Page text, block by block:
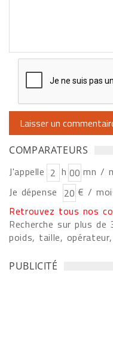
COMPARATEURS
J'appelle h
mn /
Je dépense
€ /
Retrouvez tous nos
Recherche sur plus
poids, taille,
PUBLICITÉ